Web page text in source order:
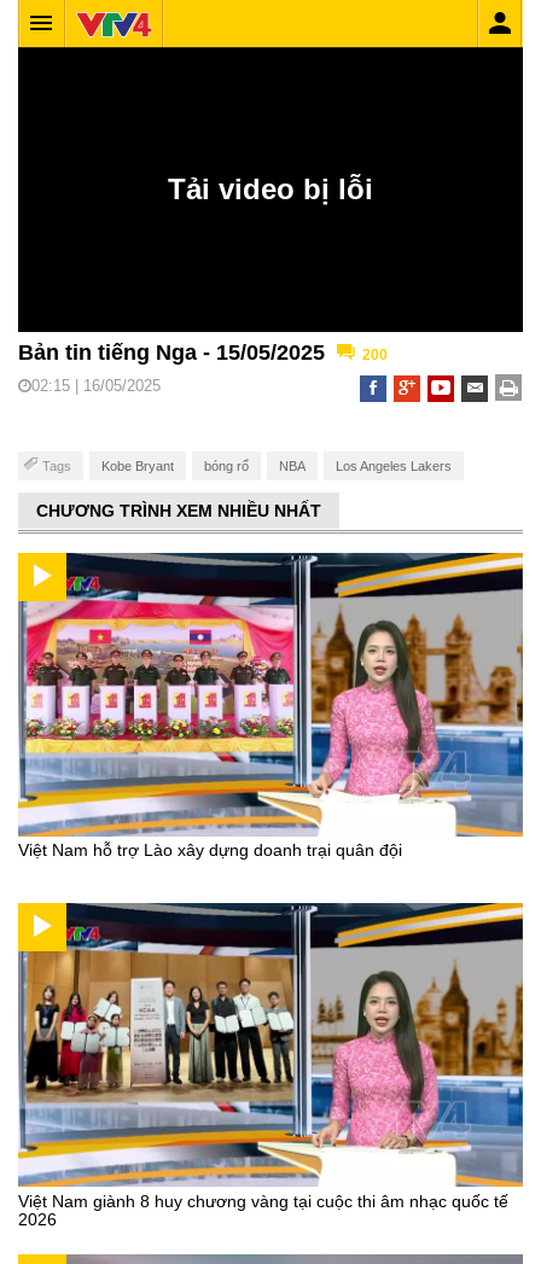
Bản tin tiếng Nga - 15/05/2025 200
02:15 | 16/05/2025
Tags Kobe Bryant bóng rổ NBA Los Angeles Lakers
CHƯƠNG TRÌNH XEM NHIỀU NHẤT
Việt Nam hỗ trợ Lào xây dựng doanh trại quân đội
Việt Nam giành 8 huy chương vàng tại cuộc thi âm nhạc quốc tế
2026